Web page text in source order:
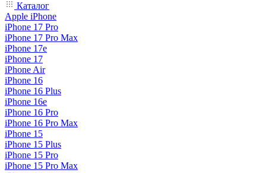
Каталог
Apple iPhone
iPhone 17 Pro
iPhone 17 Pro Max
iPhone 17e
iPhone 17
iPhone Air
iPhone 16
iPhone 16 Plus
iPhone 16e
iPhone 16 Pro
iPhone 16 Pro Max
iPhone 15
iPhone 15 Plus
iPhone 15 Pro
iPhone 15 Pro Max